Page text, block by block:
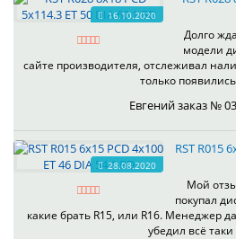
16.10.2020
Долго
модели
сайте производителя, отслеживал
только
Евгений заказ №
28.08.2020
RST R015
Мой
покупал
какие брать R15, или R16. Менеджер
убедил всё таки